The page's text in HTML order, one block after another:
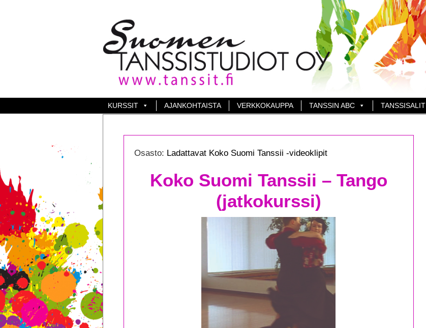
KURSSIT AJANKOHTAISTA VERKKOKAUPPA TANSSIN ABC TANSSISALIT
Osasto: Ladattavat Koko Suomi Tanssii -videoklipit
Koko Suomi Tanssii – Tango
(jatkokurssi)